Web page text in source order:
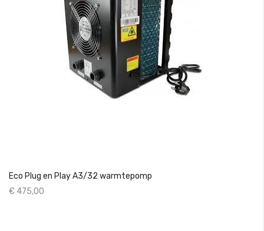
Eco Plug en Play A3/32 warmtepomp
€ 475,00